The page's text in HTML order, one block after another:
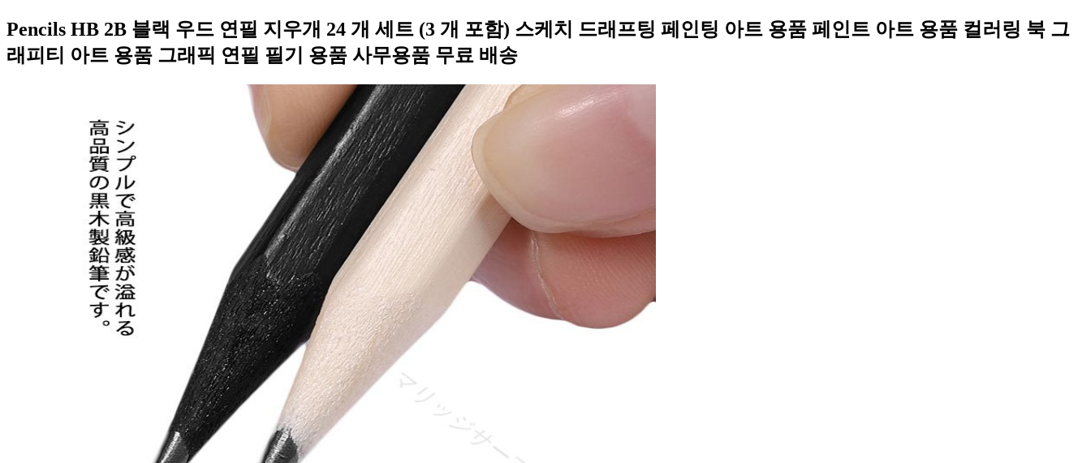
Pencils HB 2B 블랙 우드 연필 지우개 24 개 세트 (3 개 포함) 스케치 드래프팅 페인팅 아트 용품 페인트 아트 용품 컬러링 북 그
래피티 아트 용품 그래픽 연필 필기 용품 사무용품 무료 배송